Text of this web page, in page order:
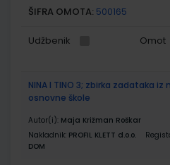
ŠIFRA OMOTA: 500165
Udžbenik Omot
NINA I TINO 3; zbirka zadataka
osnovne škole
Autor(i): Maja Križman Roškar
Nakladnik: PROFIL KLETT d.o.o.
DOM